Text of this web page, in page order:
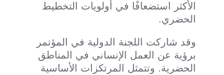
الأكثر استضعافًا في أولويات التخطيط
الحضري.
وقد شاركت اللجنة الدولية في المؤتمر
برؤية عن العمل الإنساني في المناطق
الحضرية. وتتمثل المرتكزات الأساسية